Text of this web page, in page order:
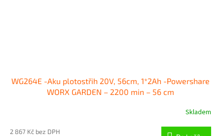
WG264E -Aku plotostřih 20V, 56cm, 1*2Ah -Powershare
WORX GARDEN – 2200 min – 56 cm
Skladem
2 867 Kč bez DPH